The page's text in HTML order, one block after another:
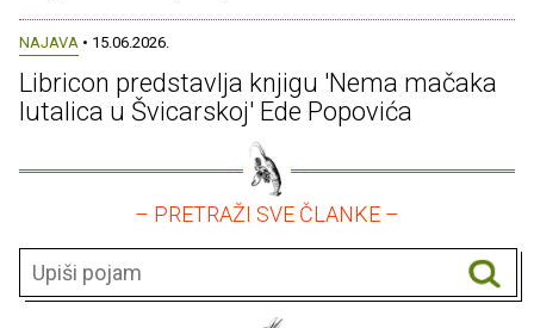
NAJAVA • 15.06.2026.
Libricon predstavlja knjigu 'Nema mačaka
lutalica u Švicarskoj' Ede Popovića
– PRETRAŽI SVE ČLANKE –